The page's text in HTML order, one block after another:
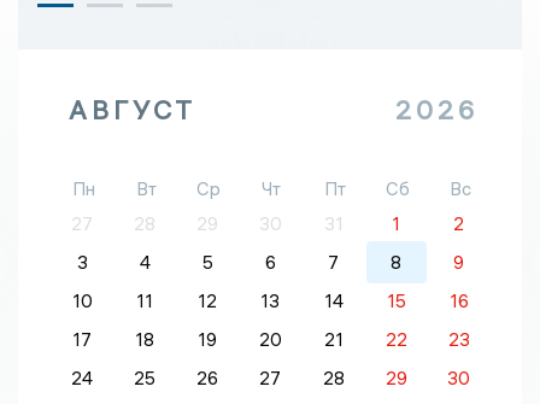
АВГУСТ 2026
Пн Вт Ср Чт Пт Сб
Вс
27
28 29 30 31 1
2
3
4 5 6 7 8
9
10
11 12 13 14 15
16
17
18 19 20 21 22
23
24
25 26 27 28 29
30